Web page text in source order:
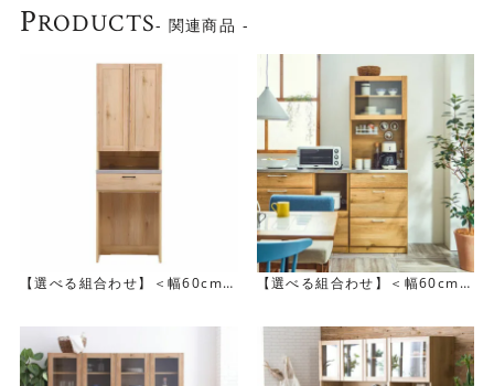
スリムながら収納力も◎
上台は跳ね上げ扉の戸棚、下台はダストボックスを収納で
きるオープンタイプです。 下台には引き出しもついている
ので、こまごました物も収納しておけます。
PRODUCTS- 関連商品 -
【選べる組合わせ】＜幅60cm＞
【選べる組合わせ】＜幅60cm＞
ド